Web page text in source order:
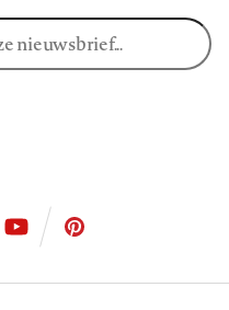
ons
ons